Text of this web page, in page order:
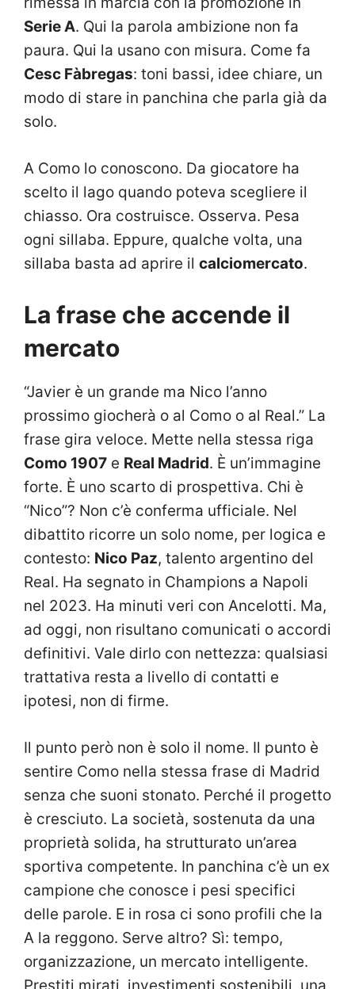
Serie A. Qui la parola ambizione non fa
paura. Qui la usano con misura. Come fa
Cesc Fàbregas: toni bassi, idee chiare, un
modo di stare in panchina che parla già da
solo.
A Como lo conoscono. Da giocatore ha
scelto il lago quando poteva scegliere il
chiasso. Ora costruisce. Osserva. Pesa
ogni sillaba. Eppure, qualche volta, una
sillaba basta ad aprire il calciomercato.
La frase che accende il
mercato
“Javier è un grande ma Nico l’anno
prossimo giocherà o al Como o al Real.” La
frase gira veloce. Mette nella stessa riga
Como 1907 e Real Madrid. È un’immagine
forte. È uno scarto di prospettiva. Chi è
“Nico”? Non c’è conferma ufficiale. Nel
dibattito ricorre un solo nome, per logica e
contesto: Nico Paz, talento argentino del
Real. Ha segnato in Champions a Napoli
nel 2023. Ha minuti veri con Ancelotti. Ma,
ad oggi, non risultano comunicati o accordi
definitivi. Vale dirlo con nettezza: qualsiasi
trattativa resta a livello di contatti e
ipotesi, non di firme.
Il punto però non è solo il nome. Il punto è
sentire Como nella stessa frase di Madrid
senza che suoni stonato. Perché il progetto
è cresciuto. La società, sostenuta da una
proprietà solida, ha strutturato un’area
sportiva competente. In panchina c’è un ex
campione che conosce i pesi specifici
delle parole. E in rosa ci sono profili che la
A la reggono. Serve altro? Sì: tempo,
organizzazione, un mercato intelligente.
Prestiti mirati, investimenti sostenibili, una